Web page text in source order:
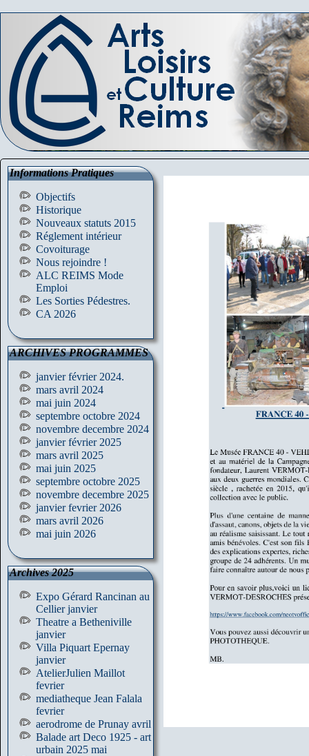
Informations Pratiques
Objectifs
Historique
Nouveaux statuts 2015
Réglement intérieur
Covoiturage
Nous rejoindre !
ALC REIMS Mode
Emploi
Les Sorties Pédestres.
CA 2026
ARCHIVES PROGRAMMES
janvier février 2024.
mars avril 2024
mai juin 2024
septembre octobre 2024
novembre decembre 2024
janvier février 2025
mars avril 2025
mai juin 2025
septembre octobre 2025
novembre decembre 2025
janvier fevrier 2026
mars avril 2026
mai juin 2026
Archives 2025
Expo Gérard Rancinan au
Cellier janvier
Theatre a Betheniville
janvier
Villa Piquart Epernay
janvier
AtelierJulien Maillot
fevrier
mediatheque Jean Falala
fevrier
aerodrome de Prunay avril
Balade art Deco 1925 - art
urbain 2025 mai